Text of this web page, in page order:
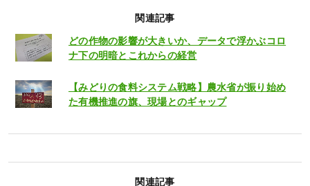
関連記事
どの作物の影響が大きいか、データで浮かぶコロ
ナ下の明暗とこれからの経営
【みどりの食料システム戦略】農水省が振り始め
た有機推進の旗、現場とのギャップ
関連記事